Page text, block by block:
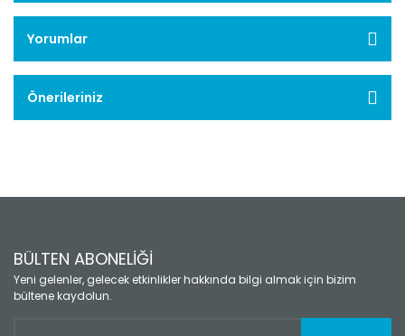
Yorumlar
Önerileriniz
BÜLTEN ABONELİĞİ
Yeni gelenler, gelecek etkinlikler hakkında bilgi almak için bizim
bültene kaydolun.